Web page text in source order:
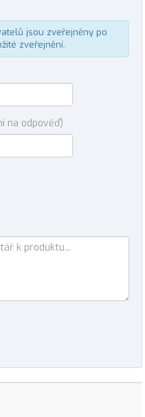
jsou zveřejněny po
zveřejnění.
na odpověď)